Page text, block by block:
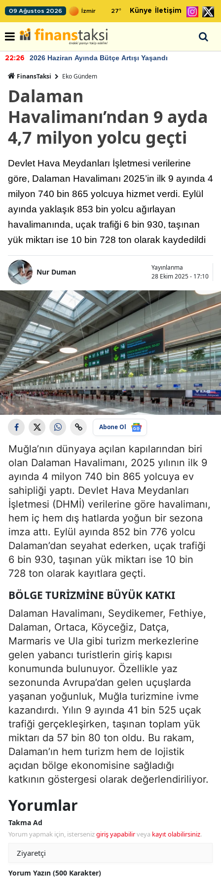
09 Ağustos 2026 27° Künye İletişim
22:26 2026 Haziran Ayında Bütçe Artışı Yaşandı
FinansTaksi Eko Gündem
Dalaman
Havalimanı’ndan 9 ayda
4,7 milyon yolcu geçti
Devlet Hava Meydanları İşletmesi verilerine
göre, Dalaman Havalimanı 2025’in ilk 9 ayında 4
milyon 740 bin 865 yolcuya hizmet verdi. Eylül
ayında yaklaşık 853 bin yolcu ağırlayan
havalimanında, uçak trafiği 6 bin 930, taşınan
yük miktarı ise 10 bin 728 ton olarak kaydedildi
Nur Duman
Yayınlanma
28 Ekim 2025 - 17:10
Abone Ol
Muğla’nın dünyaya açılan kapılarından biri
olan Dalaman Havalimanı, 2025 yılının ilk 9
ayında 4 milyon 740 bin 865 yolcuya ev
sahipliği yaptı. Devlet Hava Meydanları
İşletmesi (DHMİ) verilerine göre havalimanı,
hem iç hem dış hatlarda yoğun bir sezona
imza attı. Eylül ayında 852 bin 776 yolcu
Dalaman’dan seyahat ederken, uçak trafiği
6 bin 930, taşınan yük miktarı ise 10 bin
728 ton olarak kayıtlara geçti.
BÖLGE TURIZMINE BÜYÜK KATKI
Dalaman Havalimanı, Seydikemer, Fethiye,
Dalaman, Ortaca, Köyceğiz, Datça,
Marmaris ve Ula gibi turizm merkezlerine
gelen yabancı turistlerin giriş kapısı
konumunda bulunuyor. Özellikle yaz
sezonunda Avrupa’dan gelen uçuşlarda
yaşanan yoğunluk, Muğla turizmine ivme
kazandırdı. Yılın 9 ayında 41 bin 525 uçak
trafiği gerçekleşirken, taşınan toplam yük
miktarı da 57 bin 80 ton oldu. Bu rakam,
Dalaman’ın hem turizm hem de lojistik
açıdan bölge ekonomisine sağladığı
katkının göstergesi olarak değerlendiriliyor.
Yorumlar
Takma Ad
Yorum yapmak için, istersenizgiriş yapabilirveya kayıt olabilirsiniz.
Yorum Yazın (500 Karakter)